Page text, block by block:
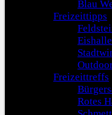
Blau
Freizeittipps
Freizeittreffs
Rotes